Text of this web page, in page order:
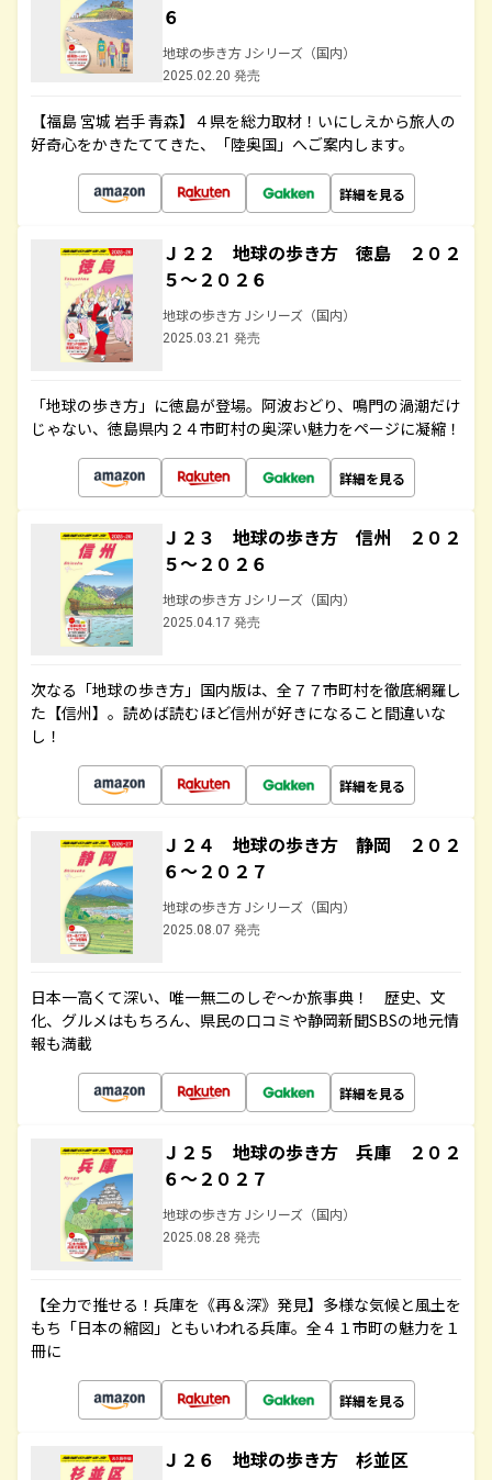
６
地球の歩き方 Jシリーズ（国内）
2025.02.20 発売
【福島 宮城 岩手 青森】４県を総力取材！いにしえから旅人の
好奇心をかきたててきた、「陸奥国」へご案内します。
詳細を見る
Ｊ２２ 地球の歩き方 徳島 ２０２
５～２０２６
地球の歩き方 Jシリーズ（国内）
2025.03.21 発売
「地球の歩き方」に徳島が登場。阿波おどり、鳴門の渦潮だけ
じゃない、徳島県内２４市町村の奥深い魅力をページに凝縮！
詳細を見る
Ｊ２３ 地球の歩き方 信州 ２０２
５～２０２６
地球の歩き方 Jシリーズ（国内）
2025.04.17 発売
次なる「地球の歩き方」国内版は、全７７市町村を徹底網羅し
た【信州】。読めば読むほど信州が好きになること間違いな
し！
詳細を見る
Ｊ２４ 地球の歩き方 静岡 ２０２
６～２０２７
地球の歩き方 Jシリーズ（国内）
2025.08.07 発売
日本一高くて深い、唯一無二のしぞ～か旅事典！ 歴史、文
化、グルメはもちろん、県民の口コミや静岡新聞SBSの地元情
報も満載
詳細を見る
Ｊ２５ 地球の歩き方 兵庫 ２０２
６～２０２７
地球の歩き方 Jシリーズ（国内）
2025.08.28 発売
【全力で推せる！兵庫を《再＆深》発見】多様な気候と風土を
もち「日本の縮図」ともいわれる兵庫。全４１市町の魅力を１
冊に
詳細を見る
Ｊ２６ 地球の歩き方 杉並区